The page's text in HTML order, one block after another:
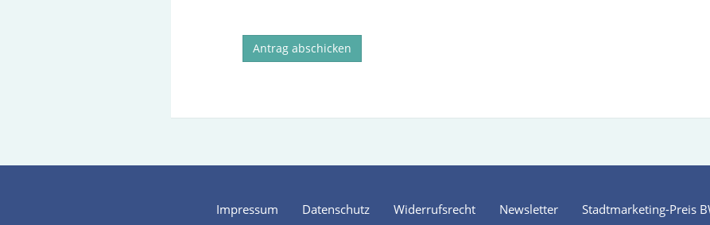
Antrag abschicken
Impressum Datenschutz Widerrufsrecht Newsletter Stadtmarketing-Preis